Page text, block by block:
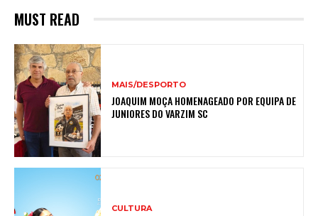
MUST READ
MAIS/DESPORTO
JOAQUIM MOÇA HOMENAGEADO POR EQUIPA DE
JUNIORES DO VARZIM SC
CULTURA